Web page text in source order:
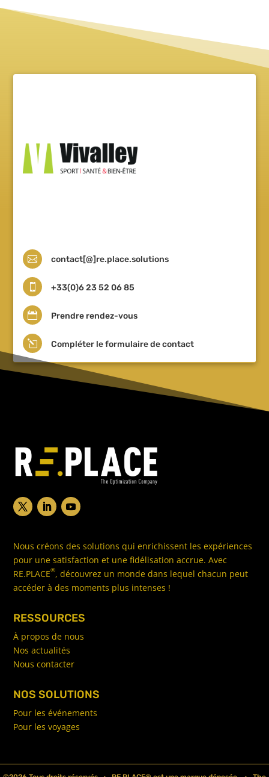
 contact[@]re.place.solutions
 +33(0)6 23 52 06 85
 Prendre rendez-vous
l Compléter le formulaire de contact
Nous créons des solutions qui enrichissent les expériences
pour une satisfaction et une fidélisation accrue. Avec
RE.PLACE®, découvrez un monde dans lequel chacun peut
accéder à des moments plus intenses !
RESSOURCES
À propos de nous
Nos actualités
Nous contacter
NOS SOLUTIONS
Pour les événements
Pour les voyages